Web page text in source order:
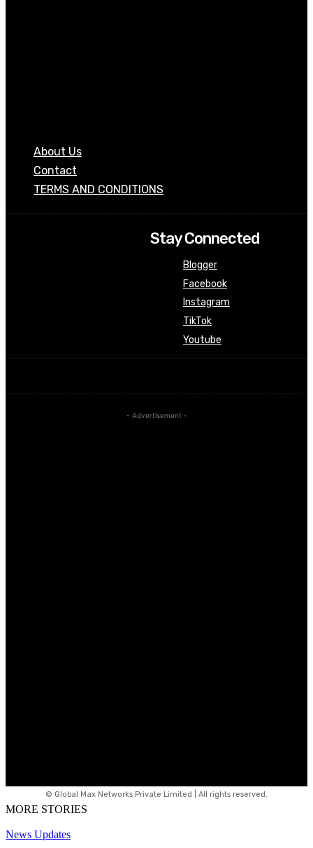
About Us
Contact
TERMS AND CONDITIONS
Stay Connected
Blogger
Facebook
Instagram
TikTok
Youtube
- Advertisement -
© Global Max Networks Private Limited | All rights reserved.
MORE STORIES
News Updates